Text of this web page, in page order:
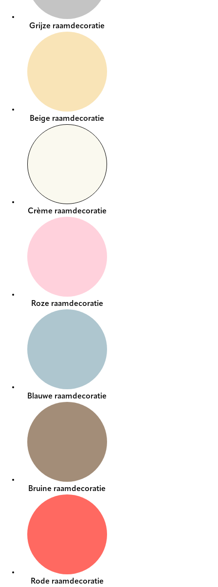
Grijze raamdecoratie
Beige raamdecoratie
Crème raamdecoratie
Roze raamdecoratie
Blauwe raamdecoratie
Bruine raamdecoratie
Rode raamdecoratie